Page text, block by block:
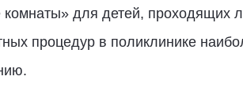
для детей, проходящих
процедур в поликлинике